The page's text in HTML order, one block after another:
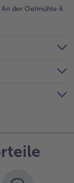
der Oelmühle 6